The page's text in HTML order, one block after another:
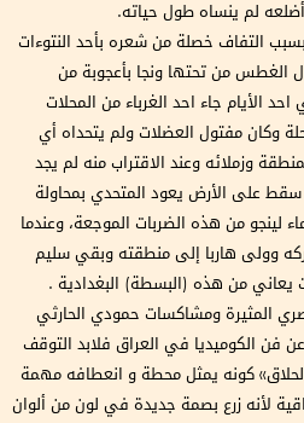
أضلعه لم ينساه طول حياته.
التفاف خصلة من شعره بأحد النتوءات
الغطس من تحتها ونجا بأعجوبة من
الأيام جاء احد الغرباء من المحلات
وكان مفتول العضلات ولم يتحداه أي
وزملائه وعند الاقتراب منه لم يجد
سقط على الأرض يعود المتحدي بمحاولة
لينجو من هذه الضربات الموجعة، وعندما
وولى هاربا إلى منطقته وبقي سليم
يعاني من هذه (البسطة) البغدادية .
المثيرة ومشاكسات حمودي الحارثي
عن فن الكوميديا في العراق فلابد التوقف
كونه يمثل محطة و انعطافه مهمة
لأنه زرع بصمة جديدة في لون من ألوان